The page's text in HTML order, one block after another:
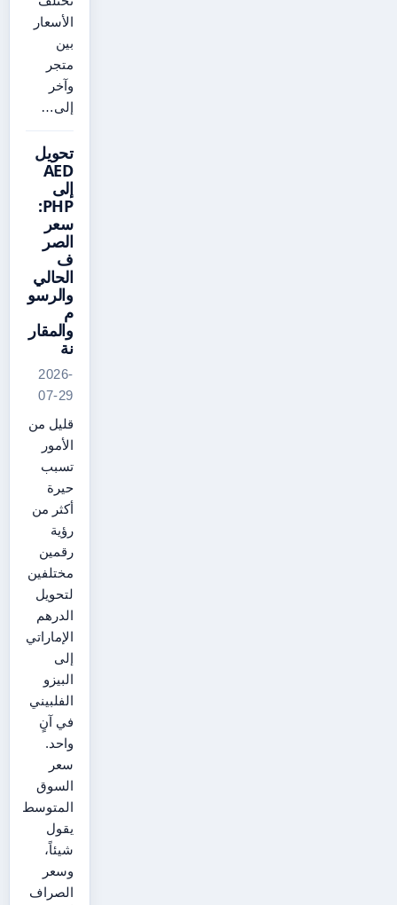
الأسعار
بين
متجر
وآخر
إلى…
تحويل
AED
إلى
PHP:
سعر
الصر
ف
الحالي
والرسو
م
والمقار
نة
2026-
07-29
قليل من
الأمور
تسبب
حيرة
أكثر من
رؤية
رقمين
مختلفين
لتحويل
الدرهم
الإماراتي
إلى
البيزو
الفلبيني
في آنٍ
واحد.
سعر
السوق
المتوسط
يقول
شيئاً،
وسعر
الصراف